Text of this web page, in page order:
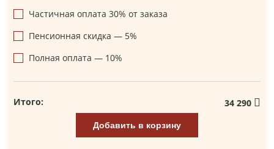
Частичная оплата 30% от заказа
Пенсионная скидка — 5%
Полная оплата — 10%
Итого: 34 290
Добавить в корзину